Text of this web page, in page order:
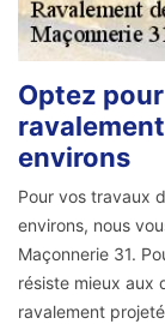
Optez
environs
Pour vos travaux
environs, nous
Maçonnerie 31.
résiste mieux aux
ravalement